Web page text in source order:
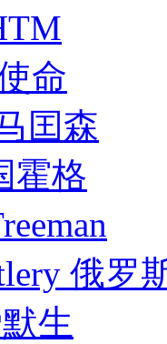
命
囯森
霍格
俄罗
生